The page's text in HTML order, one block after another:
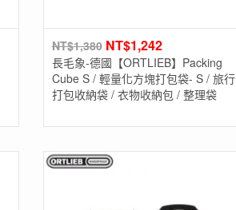
NT$1,380 NT$1,242
長毛象-德國【ORTLIEB】Packing
Cube S / 輕量化方塊打包袋- S / 旅行
打包收納袋 / 衣物收納包 / 整理袋